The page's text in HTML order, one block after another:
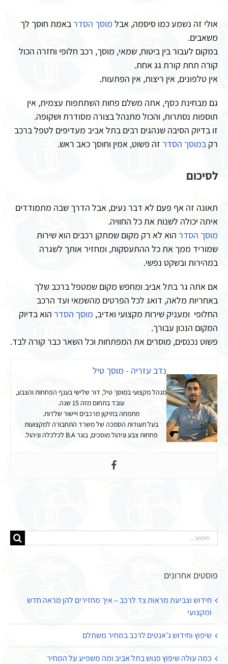
אולי זה נשמע כמו סיסמה, אבל מוסך הסדרבאמת חוסך לך
משאבים.
במקום לעבור בין ביטוח, שמאי, מוסך, רכב חלופי וחזרה הכול
קורה תחת קורת גג אחת.
אין טלפונים, אין ריצות, אין הפתעות.
גם מבחינת כסף, אתה משלם פחות השתתפות עצמית, אין
תוספות נסתרות, והכול מתנהל בצורה מסודרת ושקופה.
זו בדיוק הסיבה שנהגים רבים בתל אביב מעדיפים לטפל ברכב
רק במוסך הסדר זה פשוט, אמין וחוסך כאב ראש.
לסיכום
תאונה זה אף פעם לא דבר נעים, אבל הדרך שבה מתמודדים
איתה יכולה לשנות את כל החוויה.
מוסך הסדר הוא לא רק מקום שמתקן רכבים הוא שירות
שמוריד ממך את כל ההתעסקות, ומחזיר אותך לשגרה
במהירות ובשקט נפשי.
אם אתה גר בתל אביב ומחפש מקום שמטפל ברכב שלך
באחריות מלאה, דואג לכל הפרטים מהשמאי ועד הרכב
החלופי ומעניק שירות מקצועי ואדיב, מוסך הסדר הוא בדיוק
המקום הנכון עבורך.
פשוט נכנסים, מוסרים את המפתחות וכל השאר כבר קורה לבד.
נדב עזריה - מוסך טיל
מנהל מקצועי במוסך טיל, דור שלישי בענף הפחחות והצבע,
עובד בתחום מזה 15 שנה.
מתמחה בתיקון מרכבים ויישור שלדות.
בעל תעודות הסמכה של משרד התחבורה למקצועות
פחחות צבע וניהול מוסכים, בוגר B.A לכלכלה וניהול.
חיפוש...
פוסטים אחרונים
חידוש וצביעת מראות צד לרכב – איך מחזירים להן מראה חדש
ומקצועי
שיפוץ וחידוש ג’אנטים לרכב במחיר משתלם
כמה עולה שיפוץ פגוש בתל אביב ומה משפיע על המחיר